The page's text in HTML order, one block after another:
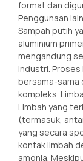
format dan
Penggunaan
Sampah putih
aluminium
mengandung
industri. Proses
bersama-sama
kompleks.
Limbah yang
(termasuk,
yang secara
kontak limbah
amonia.